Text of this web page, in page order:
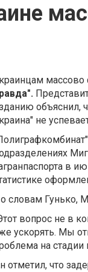
массово
объяснил,
не
в
словам Гунько,
вопрос не в
ускорять. Мы
на
отметил, что